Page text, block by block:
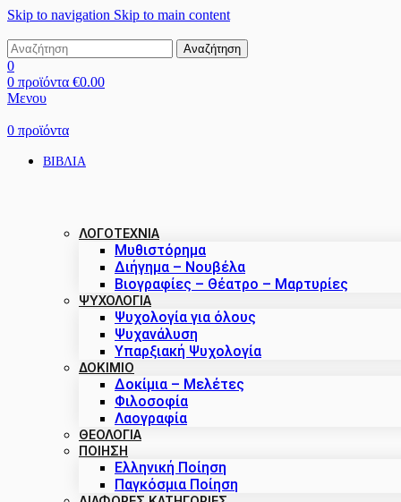
Skip to navigation Skip to main content
Αναζήτηση
0
0 προϊόντα €0.00
Μενου
0 προϊόντα
ΒΙΒΛΙΑ
ΛΟΓΟΤΕΧΝΙΑ
Μυθιστόρημα
Διήγημα – Νουβέλα
Βιογραφίες – Θέατρο – Μαρτυρίες
ΨΥΧΟΛΟΓΙΑ
Ψυχολογία για όλους
Ψυχανάλυση
Υπαρξιακή Ψυχολογία
ΔΟΚΊΜΙΟ
Δοκίμια – Μελέτες
Φιλοσοφία
Λαογραφία
ΘΕΟΛΟΓΙΑ
ΠΟΙΗΣΗ
Ελληνική Ποίηση
Παγκόσμια Ποίηση